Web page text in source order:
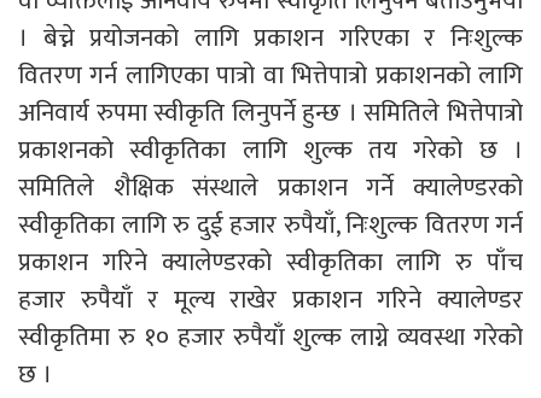
। बेच्ने प्रयोजनको लागि प्रकाशन गरिएका र निःशुल्क
वितरण गर्न लागिएका पात्रो वा भित्तेपात्रो प्रकाशनको लागि
अनिवार्य रुपमा स्वीकृति लिनुपर्ने हुन्छ । समितिले भित्तेपात्रो
प्रकाशनको स्वीकृतिका लागि शुल्क तय गरेको छ ।
समितिले शैक्षिक संस्थाले प्रकाशन गर्ने क्यालेण्डरको
स्वीकृतिका लागि रु दुई हजार रुपैयाँ, निःशुल्क वितरण गर्न
प्रकाशन गरिने क्यालेण्डरको स्वीकृतिका लागि रु पाँच
हजार रुपैयाँ र मूल्य राखेर प्रकाशन गरिने क्यालेण्डर
स्वीकृतिमा रु १० हजार रुपैयाँ शुल्क लाग्ने व्यवस्था गरेको
छ ।